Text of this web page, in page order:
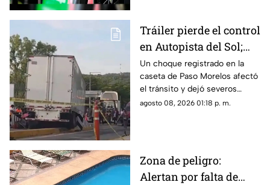
Tráiler pierde el control
en Autopista del Sol;
fallece una persona
Un choque registrado en la
caseta de Paso Morelos afectó
el tránsito y dejó severos
daños; este fue el saldo.
agosto 08, 2026 01:18 p. m.
Zona de peligro:
Alertan por falta de